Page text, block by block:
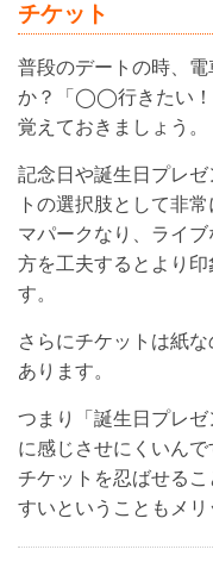
チケット
普段のデートの時、
か？「◯◯行きたい！
覚えておきましょう。
記念日や誕生日プレ
トの選択肢として非
マパークなり、ライ
方を工夫するとより
す。
さらにチケットは紙
あります。
つまり「誕生日プレ
に感じさせにくいん
チケットを忍ばせる
すいということもメリ